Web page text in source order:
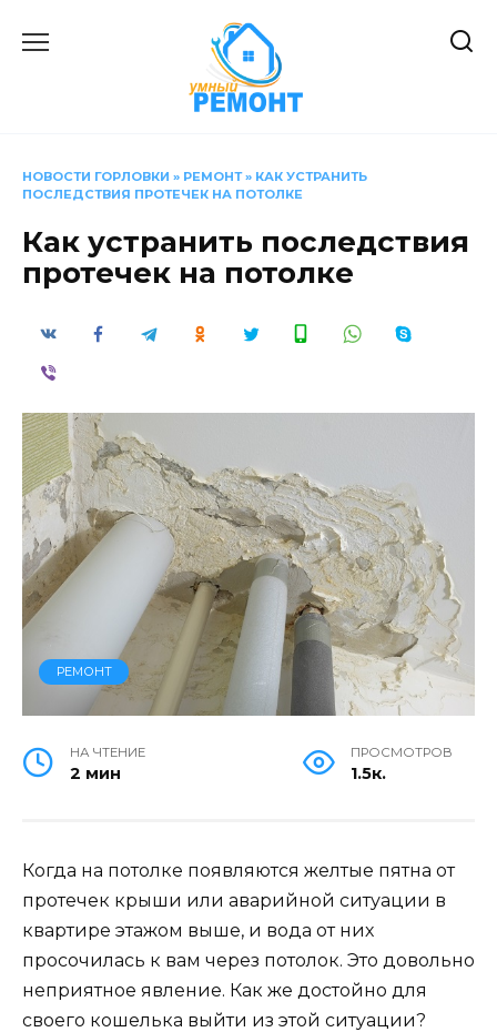
НОВОСТИ ГОРЛОВКИ » РЕМОНТ» КАК УСТРАНИТЬ
ПОСЛЕДСТВИЯ ПРОТЕЧЕК НА ПОТОЛКЕ
Как устранить последствия
протечек на потолке
РЕМОНТ
НА ЧТЕНИЕ
2 мин
ПРОСМОТРОВ
1.5к.
Когда на потолке появляются желтые пятна от
протечек крыши или аварийной ситуации в
квартире этажом выше, и вода от них
просочилась к вам через потолок. Это довольно
неприятное явление. Как же достойно для
своего кошелька выйти из этой ситуации?